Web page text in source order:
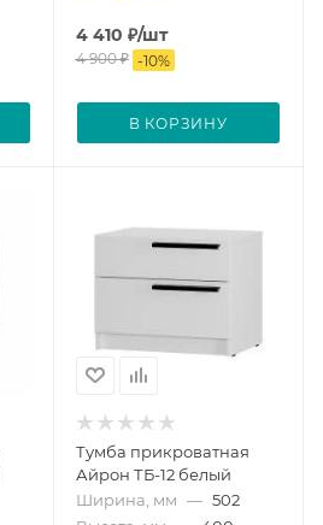
4 410 ₽/шт
4 900₽ -10%
В КОРЗИНУ
Тумба прикроватная
Айрон ТБ-12 белый
Ширина, мм — 502